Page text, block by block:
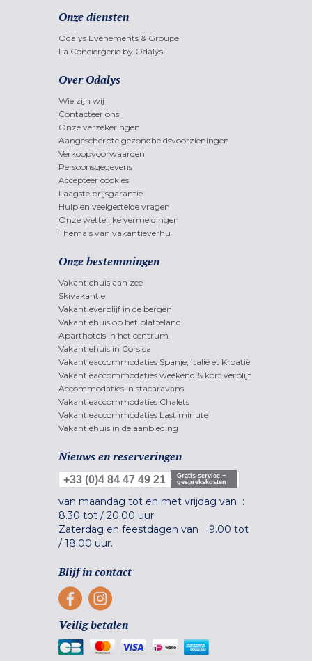
Onze diensten
Odalys Evènements & Groupe
La Conciergerie by Odalys
Over Odalys
Wie zijn wij
Contacteer ons
Onze verzekeringen
Aangescherpte gezondheidsvoorzieningen
Verkoopvoorwaarden
Persoonsgegevens
Accepteer cookies
Laagste prijsgarantie
Hulp en veelgestelde vragen
Onze wettelijke vermeldingen
Thema's van vakantieverhu
Onze bestemmingen
Vakantiehuis aan zee
Skivakantie
Vakantieverblijf in de bergen
Vakantiehuis op het platteland
Aparthotels in het centrum
Vakantiehuis in Corsica
Vakantieaccommodaties Spanje, Italië et Kroatië
Vakantieaccommodaties weekend & kort verblijf
Accommodaties in stacaravans
Vakantieaccommodaties Chalets
Vakantieaccommodaties Last minute
Vakantiehuis in de aanbieding
Nieuws en reserveringen
+33 (0)4 84 47 49 21
Gratis service +
gesprekskosten
van maandag tot en met vrijdag van :
8.30 tot / 20.00 uur
Zaterdag en feestdagen van : 9.00 tot
/ 18.00 uur.
Blijf in contact
Veilig betalen